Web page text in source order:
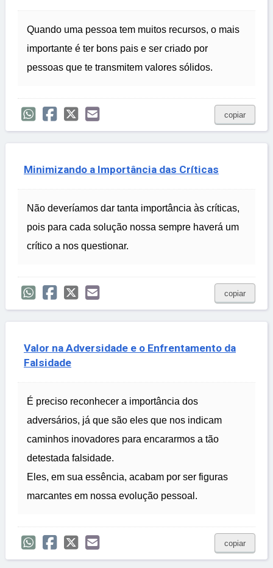
Quando uma pessoa tem muitos recursos, o mais
importante é ter bons pais e ser criado por
pessoas que te transmitem valores sólidos.
copiar
Minimizando a Importância das Críticas
Não deveríamos dar tanta importância às críticas,
pois para cada solução nossa sempre haverá um
crítico a nos questionar.
copiar
Valor na Adversidade e o Enfrentamento da
Falsidade
É preciso reconhecer a importância dos
adversários, já que são eles que nos indicam
caminhos inovadores para encararmos a tão
detestada falsidade.
Eles, em sua essência, acabam por ser figuras
marcantes em nossa evolução pessoal.
copiar